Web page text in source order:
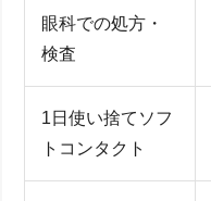
眼科での処方・
検査
1日使い捨てソフ
トコンタクト